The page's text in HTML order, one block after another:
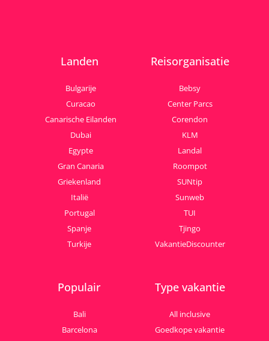
Landen
Bulgarije
Curacao
Canarische Eilanden
Dubai
Egypte
Gran Canaria
Griekenland
Italië
Portugal
Spanje
Turkije
Reisorganisatie
Bebsy
Center Parcs
Corendon
KLM
Landal
Roompot
SUNtip
Sunweb
TUI
Tjingo
VakantieDiscounter
Populair
Bali
Barcelona
Type vakantie
All inclusive
Goedkope vakantie